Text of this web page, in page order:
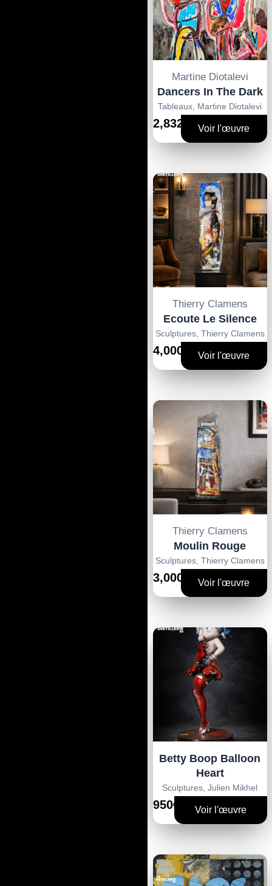
Martine Diotalevi
Dancers In The Dark
Tableaux, Martine Diotalevi
2,832€ Voir l'œuvre
Thierry Clamens
Ecoute Le Silence
Sculptures, Thierry Clamens
4,000€ Voir l'œuvre
Thierry Clamens
Moulin Rouge
Sculptures, Thierry Clamens
3,000€ Voir l'œuvre
Betty Boop Balloon
Heart
Sculptures,Julien Mikhel
950€ Voir l'œuvre